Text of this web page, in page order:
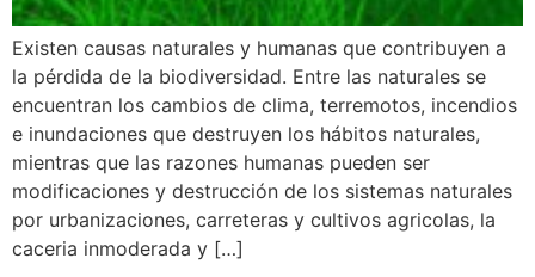
Existen causas naturales y humanas que contribuyen a
la pérdida de la biodiversidad. Entre las naturales se
encuentran los cambios de clima, terremotos, incendios
e inundaciones que destruyen los hábitos naturales,
mientras que las razones humanas pueden ser
modificaciones y destrucción de los sistemas naturales
por urbanizaciones, carreteras y cultivos agricolas, la
caceria inmoderada y […]